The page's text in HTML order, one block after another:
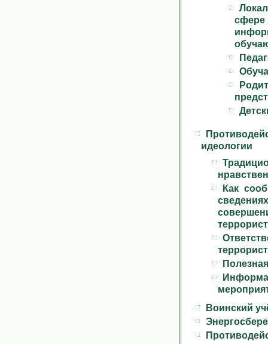
идеологии
Как
Воинский